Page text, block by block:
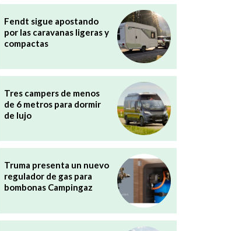
Fendt sigue apostando
por las caravanas ligeras y
compactas
Tres campers de menos
de 6 metros para dormir
de lujo
Truma presenta un nuevo
regulador de gas para
bombonas Campingaz